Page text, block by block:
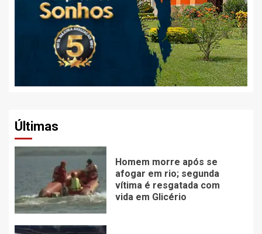
Últimas
Homem morre após se
afogar em rio; segunda
vítima é resgatada com
vida em Glicério